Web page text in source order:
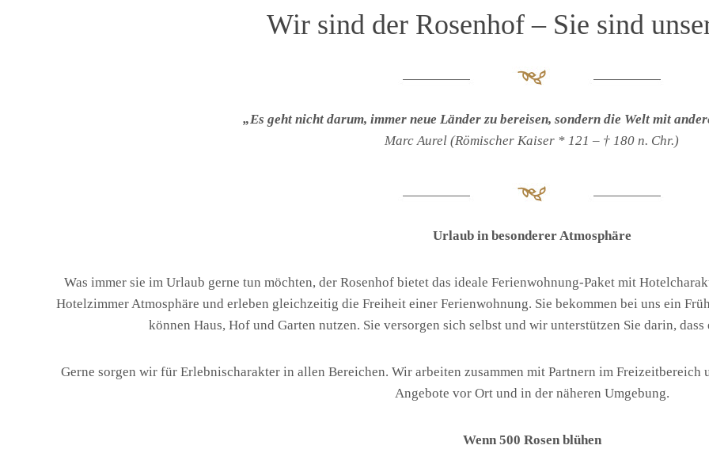
Wir sind der Rosenhof – Sie sind
„Es geht nicht darum, immer neue Länder zu bereisen, sondern die Welt mit
Marc Aurel (Römischer Kaiser * 121 – † 180 n. Chr.)
Urlaub in besonderer Atmosphäre
Was immer sie im Urlaub gerne tun möchten, der Rosenhof bietet das ideale Ferienwohnung-Paket mit
Hotelzimmer Atmosphäre und erleben gleichzeitig die Freiheit einer Ferienwohnung. Sie bekommen bei uns ein
können Haus, Hof und Garten nutzen. Sie versorgen sich selbst und wir unterstützen Sie darin,
Gerne sorgen wir für Erlebnischarakter in allen Bereichen. Wir arbeiten zusammen mit Partnern im
Angebote vor Ort und in der näheren Umgebung.
Wenn 500 Rosen blühen